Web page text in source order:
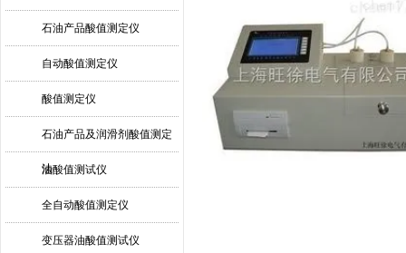
石油产品酸值测定仪
自动酸值测定仪
酸值测定仪
石油产品及润滑剂酸值测定
法
油酸值测试仪
全自动酸值测定仪
变压器油酸值测试仪